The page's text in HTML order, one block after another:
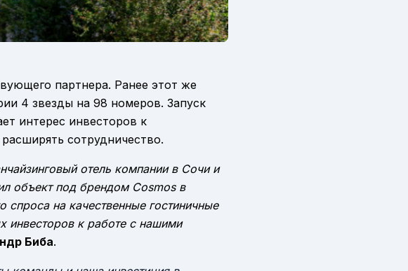
партнера. Ранее этот же
4 звезды на 98 номеров. Запуск
интерес инвесторов к
сотрудничество.
отель компании в Сочи и
объект под брендом Cosmos в
на качественные гостиничные
инвесторов к работе с нашими
Биба.